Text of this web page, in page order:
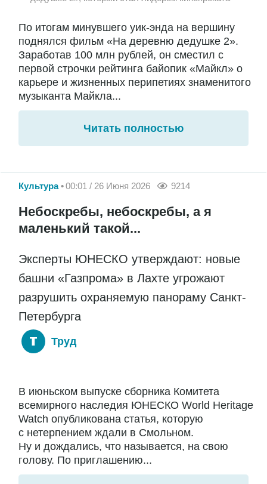
По итогам минувшего уик-энда на вершину
поднялся фильм «На деревню дедушке 2».
Заработав 100 млн рублей, он сместил с
первой строчки рейтинга байопик «Майкл» о
карьере и жизненных перипетиях знаменитого
музыканта Майкла...
Читать полностью
Культура 00:01 / 26 Июня 2026 9214
Небоскребы, небоскребы, а я
маленький такой...
Эксперты ЮНЕСКО утверждают: новые
башни «Газпрома» в Лахте угрожают
разрушить охраняемую панораму Санкт-
Петербурга
Труд
В июньском выпуске сборника Комитета
всемирного наследия ЮНЕСКО World Heritage
Watch опубликована статья, которую
с нетерпением ждали в Смольном.
Ну и дождались, что называется, на свою
голову. По приглашению...